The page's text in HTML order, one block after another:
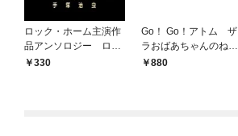
ロック・ホーム主演作
品アンソロジー ロッ
ク祭（フェスティバ
330
Go！ Go！アトム ザ
ラおばあちゃんのねが
い880